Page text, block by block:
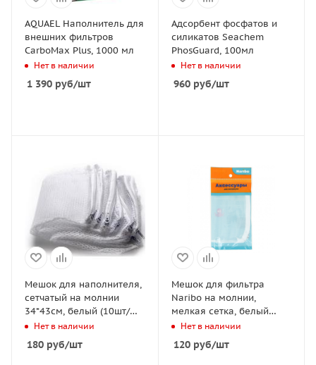
AQUAEL Наполнитель для
внешних фильтров
CarboMax Plus, 1000 мл
Нет в наличии
1 390 руб/шт
Адсорбент фосфатов и
силикатов Seachem
PhosGuard, 100мл
Нет в наличии
960руб/шт
Мешок для наполнителя,
сетчатый на молнии
34*43см, белый (10шт/
упак)
Нет в наличии
180 руб/шт
Мешок для фильтра
Naribo на молнии,
мелкая сетка, белый
15х20см
Нет в наличии
120руб/шт